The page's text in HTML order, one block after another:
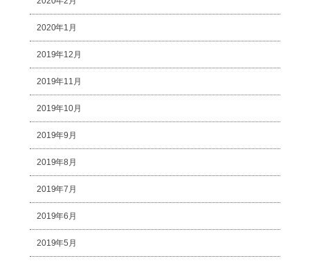
2020年1月
2019年12月
2019年11月
2019年10月
2019年9月
2019年8月
2019年7月
2019年6月
2019年5月